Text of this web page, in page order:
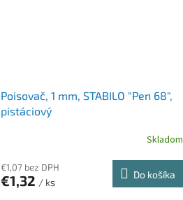
Poisovač, 1 mm, STABILO "Pen 68",
pistáciový
Skladom
€1,07 bez DPH
€1,32 / ks
Do košíka